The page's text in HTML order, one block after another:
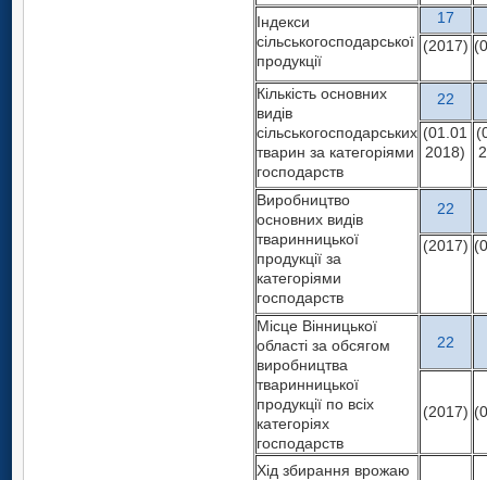
Індекси
сільськогосподарської
продукції
17
(2017)
Кількість основних
видів
сільськогосподарських
тварин за категоріями
господарств
22
(01.01
2018)
Виробництво
основних видів
тваринницької
продукції за
категоріями
господарств
22
(2017)
Місце Вінницької
області за обсягом
виробництва
тваринницької
продукції по всіх
категоріях
господарств
22
(2017)
Хід збирання врожаю